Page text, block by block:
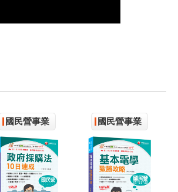
國民營事業 國民營事業